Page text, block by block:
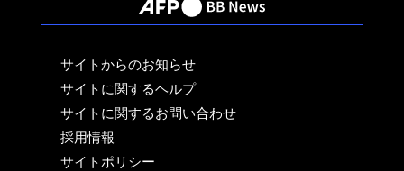
サイトからのお知らせ
サイトに関するヘルプ
サイトに関するお問い合わせ
採用情報
サイトポリシー